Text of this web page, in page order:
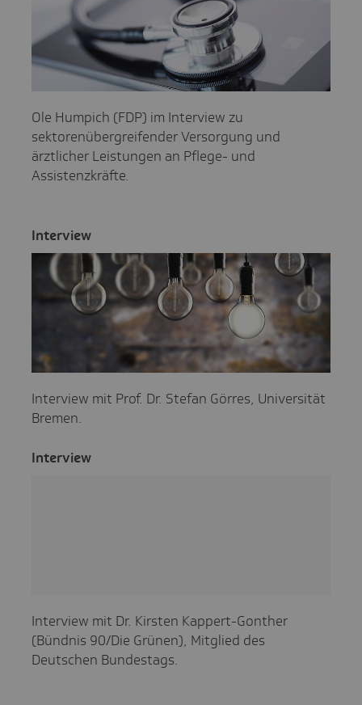
Ole Humpich (FDP) im Interview zu
sektorenübergreifender Versorgung und
ärztlicher Leistungen an Pflege- und
Assistenzkräfte.
Inter­view
Interview mit Prof. Dr. Stefan Görres, Universität
Bremen.
Inter­view
Interview mit Dr. Kirsten Kappert-Gonther
(Bündnis 90/Die Grünen), Mitglied des
Deutschen Bundestags.